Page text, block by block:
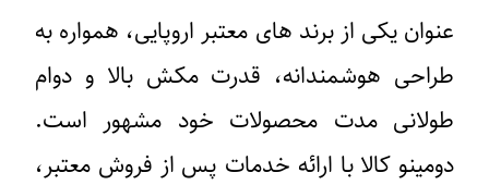
عنوان یکی از برند های معتبر اروپایی، همواره به
طراحی هوشمندانه، قدرت مکش بالا و دوام
طولانی ‌مدت محصولات خود مشهور است.
دومینو کالا با ارائه خدمات پس از فروش معتبر،